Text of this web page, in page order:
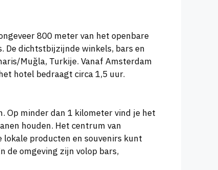
800 meter van het openbare
De dichtstbijzijnde winkels, bars en
Muğla, Turkije. Vanaf Amsterdam
hotel bedraagt circa 1,5 uur.
Op minder dan 1 kilometer vind je het
houden. Het centrum van
lokale producten en souvenirs kunt
de omgeving zijn volop bars,